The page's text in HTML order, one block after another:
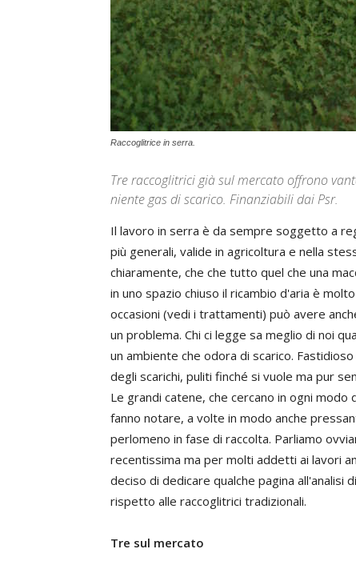
Raccoglitrice in serra.
Tre raccoglitrici già sul mercato offrono
niente gas di scarico. Finanziabili dai Psr.
Il lavoro in serra è da sempre soggetto a
più generali, valide in agricoltura e nella
chiaramente, che che tutto quel che una
in uno spazio chiuso il ricambio d'aria è
occasioni (vedi i trattamenti) può avere
un problema. Chi ci legge sa meglio di noi
un ambiente che odora di scarico.
degli scarichi, puliti finché si vuole ma pur
Le grandi catene, che cercano in ogni
fanno notare, a volte in modo anche
perlomeno in fase di raccolta. Parliamo
recentissima ma per molti addetti ai lavori
deciso di dedicare qualche pagina
rispetto alle raccoglitrici tradizionali.
Tre sul mercato